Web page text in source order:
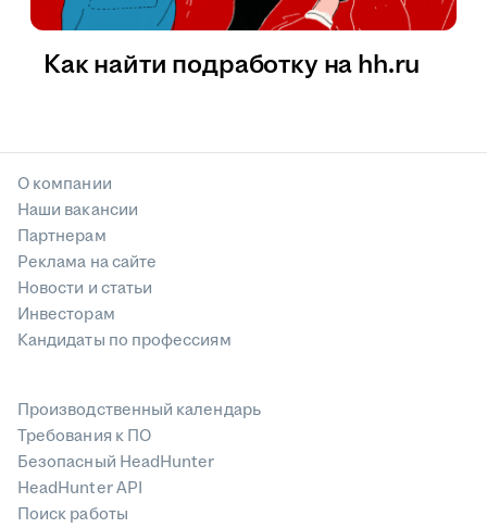
Как найти подработку на hh.ru
О компании
Наши вакансии
Партнерам
Реклама на сайте
Новости и статьи
Инвесторам
Кандидаты по профессиям
Производственный календарь
Требования к ПО
Безопасный HeadHunter
HeadHunter API
Поиск работы